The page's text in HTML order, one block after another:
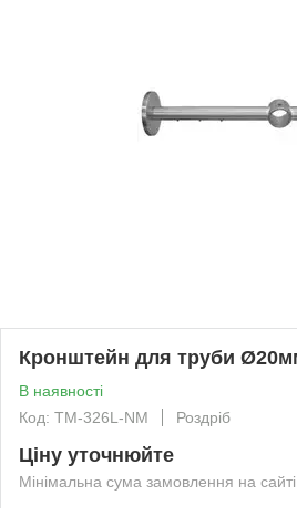
Кронштейн для труби
В наявності
Код: TM-326L-NM
Роздріб
Ціну уточнюйте
Мінімальна сума замовлення на